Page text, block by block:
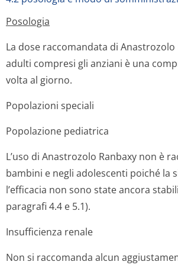
Posologia
La dose raccomandata di Anastrozolo
adulti compresi gli anziani è una
volta al giorno.
Popolazioni speciali
Popolazione pediatrica
L’uso di Anastrozolo Ranbaxy non è
bambini e negli adolescenti poiché la
l’efficacia non sono state ancora
paragrafi 4.4 e 5.1).
Insufficienza renale
Non si raccomanda alcun